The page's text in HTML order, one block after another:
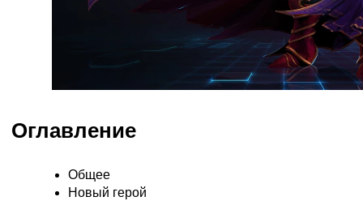
Оглавление
Общее
Новый герой